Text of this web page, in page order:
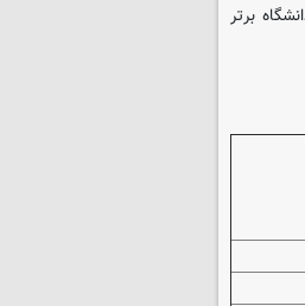
هر ساله مورد بررسی قرار گرفته و رتبه بندی می‌شوند و در نهایت رتبه ۱۰۰۰ دانشگاه برتر